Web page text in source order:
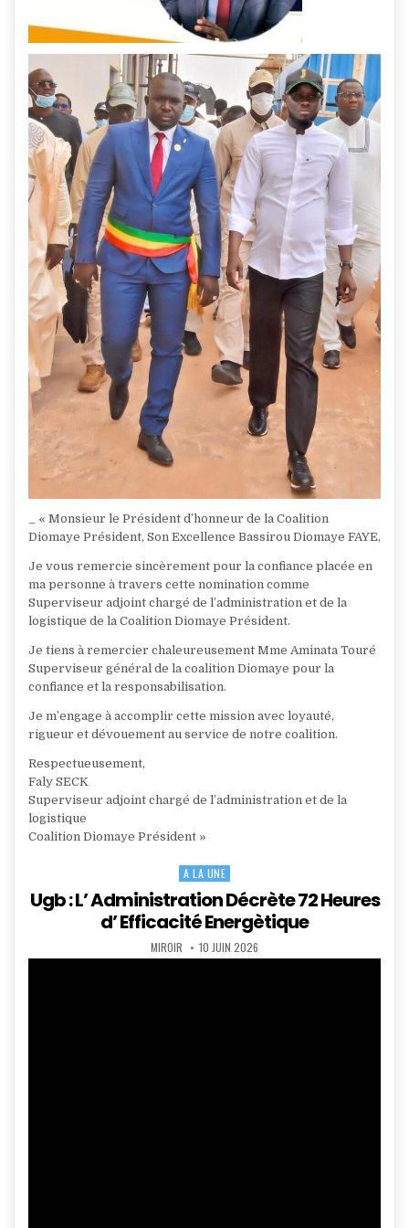
_ « Monsieur le Président d’honneur de la Coalition
Diomaye Président, Son Excellence Bassirou Diomaye FAYE,
Je vous remercie sincèrement pour la confiance placée en
ma personne à travers cette nomination comme
Superviseur adjoint chargé de l’administration et de la
logistique de la Coalition Diomaye Président.
Je tiens à remercier chaleureusement Mme Aminata Touré
Superviseur général de la coalition Diomaye pour la
confiance et la responsabilisation.
Je m’engage à accomplir cette mission avec loyauté,
rigueur et dévouement au service de notre coalition.
Respectueusement,
Faly SECK
Superviseur adjoint chargé de l’administration et de la
logistique
Coalition Diomaye Président »
Posted
A LA UNE
Ugb : L’ Administration Décrète 72 Heures
d’ Efficacité Energètique
AUTHOR:
MIROIR PUBLISHED
DATE:
10 JUIN 2026